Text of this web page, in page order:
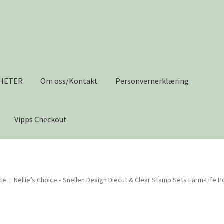
Om oss/Kontakt Personvernerklæring
Vipps Checkout
Nellie’s Choice • Snellen Design Diecut & Clear Stamp Sets Farm-Life